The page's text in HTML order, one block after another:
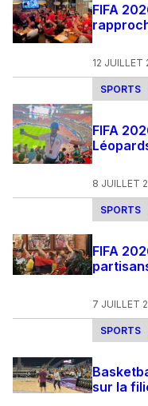
FIFA
12 JUILLET
SPORTS
FIFA
8 JUILLET
SPORTS
FIFA
7 JUILLET
SPORTS
sur la